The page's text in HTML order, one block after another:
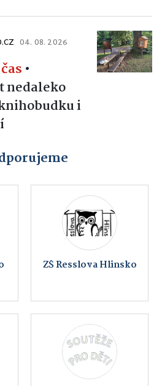
04. 08. 2026
•
nedaleko
i
ZŠ Resslova Hlinsko